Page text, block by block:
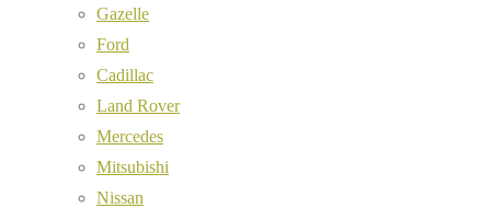
Gazelle
Ford
Cadillac
Land Rover
Mercedes
Mitsubishi
Nissan